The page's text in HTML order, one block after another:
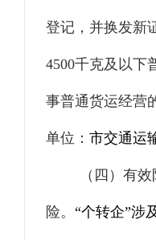
登记，并换发新
4500千克及以下
事普通货运经营
单位： 市交通运
（ 四 ）有
险。 “个转企”涉